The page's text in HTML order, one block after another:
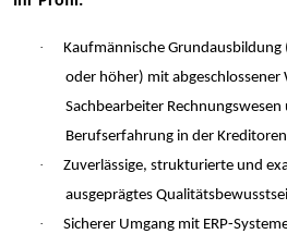
·
Kaufmännische Grundausbildung
oder höher) mit abgeschlossener
Sachbearbeiter
Berufserfahrung in der
·
Zuverlässige, strukturierte und
ausgeprägtes
·
Sicherer Umgang mit ERP-